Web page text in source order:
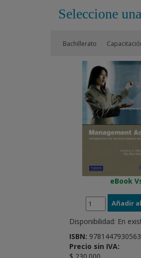
Seleccione
Bachillerato
eBook
Disponibilidad: En
ISBN: 9781447930563
Precio sin IVA: